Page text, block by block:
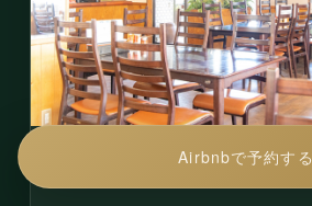
喜久屋食堂Airbnbで予約する